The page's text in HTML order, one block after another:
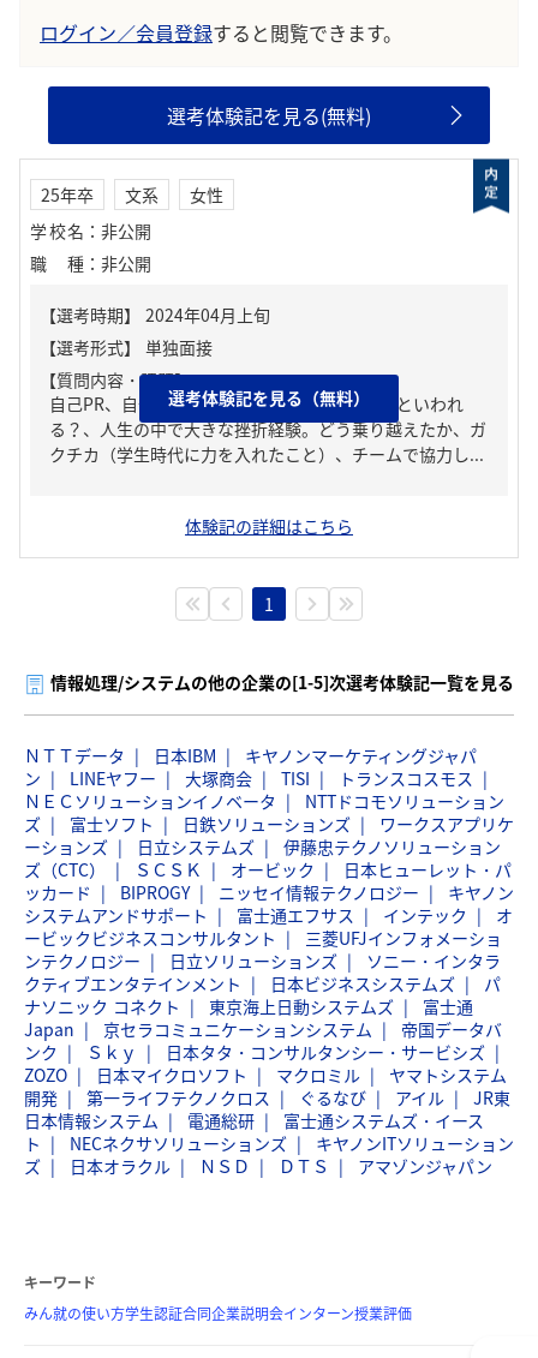
ログイン／会員登録すると閲覧できます。
選考体験記を見る(無料)
25年卒 文系
女性
学校名 ： 非公開
職種 ： 非公開
【質問内容・課題】
自己PR、自分の強み/弱み、周りからどんな人といわれ
る？、人生の中で大きな挫折経験。どう乗り越えたか、ガ
クチカ（学生時代に力を入れたこと）、チームで協力し...
選考体験記を見る（無料）
体験記の詳細はこちら
1
情報処理/システムの他の企業の[1-5]次選考体験記一覧を見る
ＮＴＴデータ 日本IBM
キヤノンマーケティングジャパ
ン
LINEヤフー 大塚商会 TISI
トランスコスモス
ＮＥＣソリューションイノベータ
NTTドコモソリューション
ズ
富士ソフト 日鉄ソリューションズ
ワークスアプリケ
ーションズ
日立システムズ
伊藤忠テクノソリューション
ズ（CTC）
ＳＣＳＫ オービック
日本ヒューレット・パ
ッカード
BIPROGY ニッセイ情報テクノロジー
キヤノン
システムアンドサポート
富士通エフサス インテック
オ
ービックビジネスコンサルタント
三菱UFJインフォメーショ
ンテクノロジー
日立ソリューションズ
ソニー・インタラ
クティブエンタテインメント
日本ビジネスシステムズ
パ
ナソニック コネクト
東京海上日動システムズ
富士通
Japan
京セラコミュニケーションシステム
帝国データバ
ンク
Ｓｋｙ
日本タタ・コンサルタンシー・サービシズ
ZOZO
日本マイクロソフト マクロミル
ヤマトシステム
開発
第一ライフテクノクロス ぐるなび アイル
JR東
日本情報システム
電通総研
富士通システムズ・イース
ト
NECネクサソリューションズ
キヤノンITソリューション
ズ
日本オラクル ＮＳＤ ＤＴＳ アマゾンジャパン
キーワード
みん就の使い方学生認証合同企業説明会インターン授業評価